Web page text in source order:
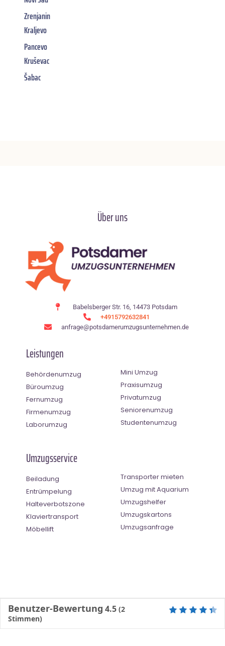
Zrenjanin
Kraljevo
Pancevo
Kruševac
Šabac
Über uns
Babelsberger Str. 16, 14473 Potsdam
+4915792632841
anfrage@potsdamerumzugsunternehmen.de
Leistungen
Behördenumzug
Büroumzug
Fernumzug
Firmenumzug
Laborumzug
Mini Umzug
Praxisumzug
Privatumzug
Seniorenumzug
Studentenumzug
Umzugsservice
Beiladung
Entrümpelung
Halteverbotszone
Klaviertransport
Möbellift
Transporter mieten
Umzug mit Aquarium
Umzugshelfer
Umzugskartons
Umzugsanfrage
Benutzer-Bewertung 4.5 (2
Stimmen)